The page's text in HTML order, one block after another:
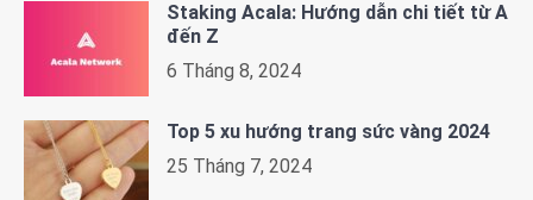
Staking Acala: Hướng dẫn chi tiết từ A
đến Z
6 Tháng 8, 2024
Top 5 xu hướng trang sức vàng 2024
25 Tháng 7, 2024